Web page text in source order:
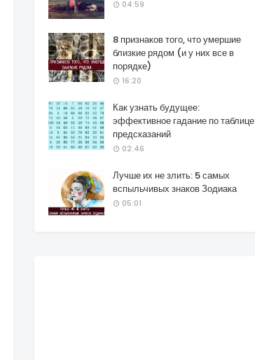
04:59
8 признаков того, что умершие
близкие рядом (и у них все в
порядке)
16:20
Как узнать будущее:
эффективное гадание по таблице
предсказаний
02:46
Лучше их не злить: 5 самых
вспыльчивых знаков Зодиака
05:01